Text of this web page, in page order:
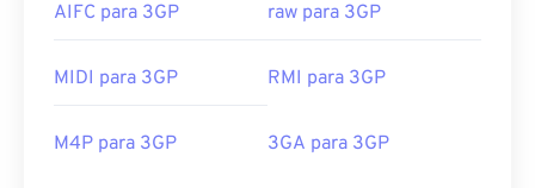
AIFC para 3GP raw para 3GP
MIDI para 3GP RMI para 3GP
M4P para 3GP 3GA para 3GP